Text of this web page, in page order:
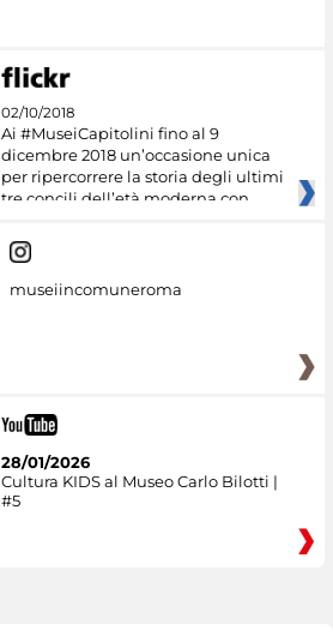
02/10/2018
Ai #MuseiCapitolini fino al 9
dicembre 2018 un’occasione unica
per ripercorrere la storia degli ultimi
tre concili dell’età moderna con
museiincomuneroma
28/01/2026
Cultura KIDS al Museo Carlo Bilotti |
#5